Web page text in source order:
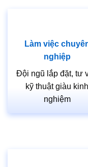
Làm việc
nghiệp
Đội ngũ lắp đặt, tư
kỹ thuật giàu kinh
nghiệm